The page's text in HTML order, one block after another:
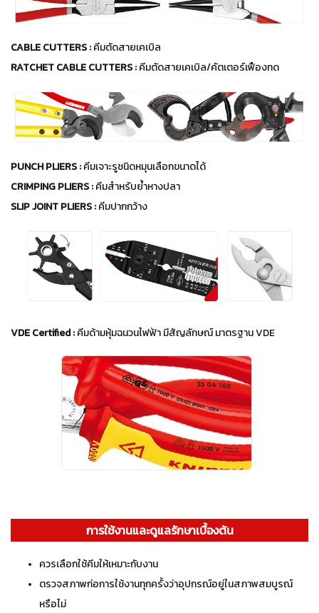
CABLE CUTTERS :คีมตัดสายเคเบิล
RATCHET CABLE CUTTERS :คีมตัดสายเคเบิล/คัตเตอร์เฟืองทด
PUNCH PLIERS :คีมเจาะรูชนิดหมุนเลือกขนาดได้
CRIMPING PLIERS :คีมสำหรับย้ำหางปลา
SLIP JOINT PLIERS :คีมปากกว้าง
VDE Certified :คีมด้ามหุ้มฉนวนไฟฟ้า มีสัญลักษณ์ มาตรฐาน VDE
การใช้งานและดูแลรักษาเบื้องต้น
ควรเลือกใช้คีมให้เหมาะกับงาน
ตรวจสภาพก่อการใช้งานทุกครั้งว่าอุปกรณ์อยู่ในสภาพสมบูรณ์
หรือไม่